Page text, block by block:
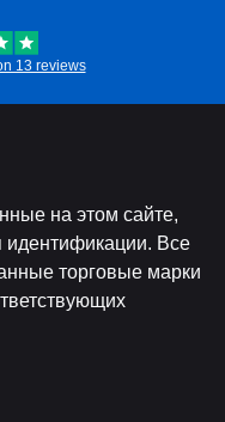
13 reviews
на этом сайте,
идентификации. Все
торговые марки